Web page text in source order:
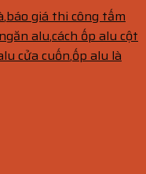
,báo giá thi công tấm
alu,cách ốp alu cột
cửa cuốn,ốp alu là